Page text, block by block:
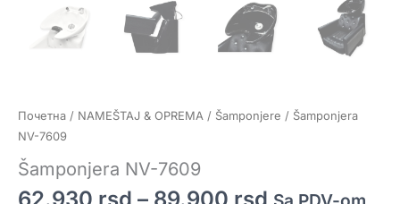
Почетна / NAMEŠTAJ & OPREMA / Šamponjere / Šamponjera
NV-7609
Šamponjera NV-7609